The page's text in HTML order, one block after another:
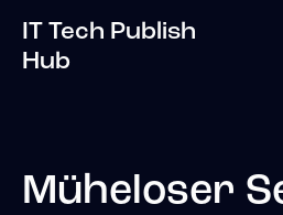
IT Tech Publish
Hub
Müheloser